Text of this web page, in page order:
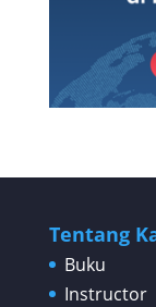
Tentang
Buku
Instructor